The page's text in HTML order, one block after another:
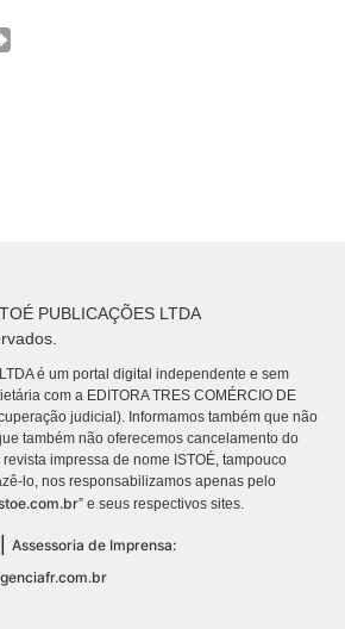
PUBLICAÇÕES LTDA
é um portal digital independente e sem
com a EDITORA TRES COMÉRCIO DE
judicial). Informamos também que não
também não oferecemos cancelamento do
impressa de nome ISTOÉ, tampouco
lo, nos responsabilizamos apenas pelo
” e seus respectivos sites.
Assessoria de Imprensa: